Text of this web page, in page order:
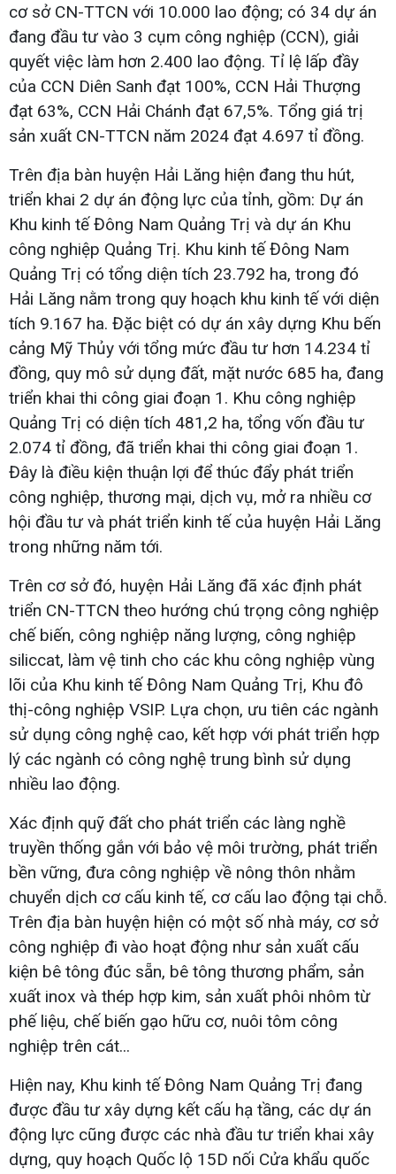
cơ sở CN-TTCN với 10.000 lao động; có 34 dự án
đang đầu tư vào 3 cụm công nghiệp (CCN), giải
quyết việc làm hơn 2.400 lao động. Tỉ lệ lấp đầy
của CCN Diên Sanh đạt 100%, CCN Hải Thượng
đạt 63%, CCN Hải Chánh đạt 67,5%. Tổng giá trị
sản xuất CN-TTCN năm 2024 đạt 4.697 tỉ đồng.
Trên địa bàn huyện Hải Lăng hiện đang thu hút,
triển khai 2 dự án động lực của tỉnh, gồm: Dự án
Khu kinh tế Đông Nam Quảng Trị và dự án Khu
công nghiệp Quảng Trị. Khu kinh tế Đông Nam
Quảng Trị có tổng diện tích 23.792 ha, trong đó
Hải Lăng nằm trong quy hoạch khu kinh tế với diện
tích 9.167 ha. Đặc biệt có dự án xây dựng Khu bến
cảng Mỹ Thủy với tổng mức đầu tư hơn 14.234 tỉ
đồng, quy mô sử dụng đất, mặt nước 685 ha, đang
triển khai thi công giai đoạn 1. Khu công nghiệp
Quảng Trị có diện tích 481,2 ha, tổng vốn đầu tư
2.074 tỉ đồng, đã triển khai thi công giai đoạn 1.
Đây là điều kiện thuận lợi để thúc đẩy phát triển
công nghiệp, thương mại, dịch vụ, mở ra nhiều cơ
hội đầu tư và phát triển kinh tế của huyện Hải Lăng
trong những năm tới.
Trên cơ sở đó, huyện Hải Lăng đã xác định phát
triển CN-TTCN theo hướng chú trọng công nghiệp
chế biến, công nghiệp năng lượng, công nghiệp
siliccat, làm vệ tinh cho các khu công nghiệp vùng
lõi của Khu kinh tế Đông Nam Quảng Trị, Khu đô
thị-công nghiệp VSIP. Lựa chọn, ưu tiên các ngành
sử dụng công nghệ cao, kết hợp với phát triển hợp
lý các ngành có công nghệ trung bình sử dụng
nhiều lao động.
Xác định quỹ đất cho phát triển các làng nghề
truyền thống gắn với bảo vệ môi trường, phát triển
bền vững, đưa công nghiệp về nông thôn nhằm
chuyển dịch cơ cấu kinh tế, cơ cấu lao động tại chỗ.
Trên địa bàn huyện hiện có một số nhà máy, cơ sở
công nghiệp đi vào hoạt động như sản xuất cấu
kiện bê tông đúc sẵn, bê tông thương phẩm, sản
xuất inox và thép hợp kim, sản xuất phôi nhôm từ
phế liệu, chế biến gạo hữu cơ, nuôi tôm công
nghiệp trên cát...
Hiện nay, Khu kinh tế Đông Nam Quảng Trị đang
được đầu tư xây dựng kết cấu hạ tầng, các dự án
động lực cũng được các nhà đầu tư triển khai xây
dựng, quy hoạch Quốc lộ 15D nối Cửa khẩu quốc